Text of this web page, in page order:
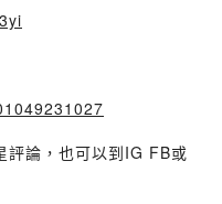
評論，也可以到IG FB或